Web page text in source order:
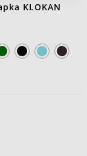
KLOKAN